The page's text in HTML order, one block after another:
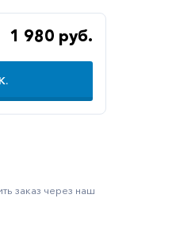
1 980 руб.
заказ через наш